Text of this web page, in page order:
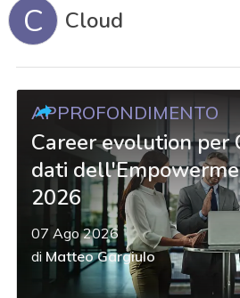
C Cloud
APPROFONDIMENTO
Career evolution per
dati
2026
07 Ago 2026
di Matteo Gargiulo